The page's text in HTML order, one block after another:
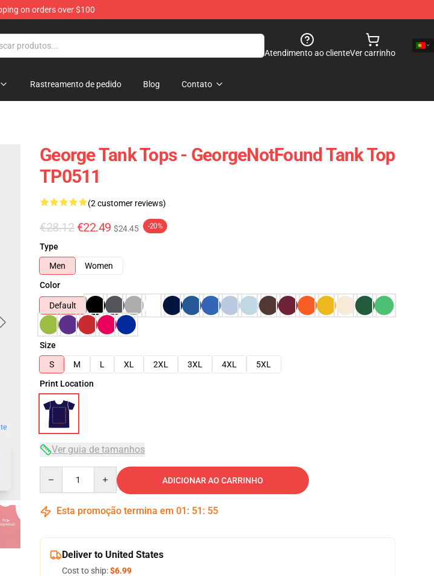
on orders over $100
Atendimento ao clienteVer carrinho
Rastreamento de pedido Blog Contato
George Tank Tops - GeorgeNotFound Tank Top
TP0511
(2 customer reviews)
€28.12 €22.49 $24.45 -20%
Type
Men
Women
Color
Default
Size
S
M L XL 2XL 3XL 4XL
5XL
Print Location
Ver guia de tamanhos
ADICIONAR AO CARRINHO
Esta promoção termina em 01 : 51 : 54
Deliver to United States
Cost to ship:$6.99